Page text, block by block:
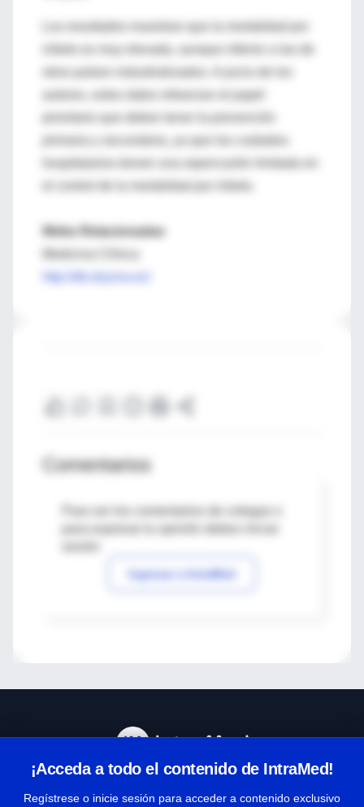
infarto es muy elevada, aunque inferior a las de
autores, estos datos refuerzan el papel
Webs Relacionadas
Comentarios
Para ver los comentarios de colegas o
Ingresar a IntraMed
¡Acceda a todo el contenido de IntraMed!
Regístrese o inicie sesión para acceder a contenido exclusivo